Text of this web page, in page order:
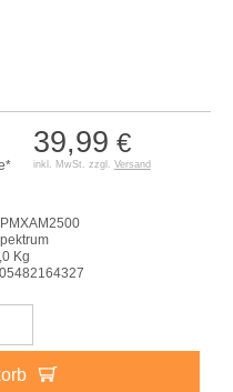
39,99 €
inkl. MwSt. zzgl. Versand
Kg